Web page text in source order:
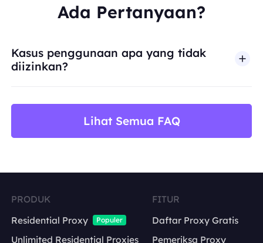
Ada Pertanyaan?
Kasus penggunaan apa yang tidak
diizinkan?
Lihat Semua FAQ
PRODUK
Residential Proxy
Populer
Unlimited Residential Proxies
FITUR
Daftar Proxy Gratis
Pemeriksa Proxy